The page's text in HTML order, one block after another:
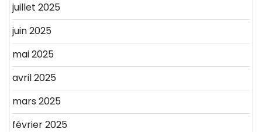
juillet 2025
juin 2025
mai 2025
avril 2025
mars 2025
février 2025